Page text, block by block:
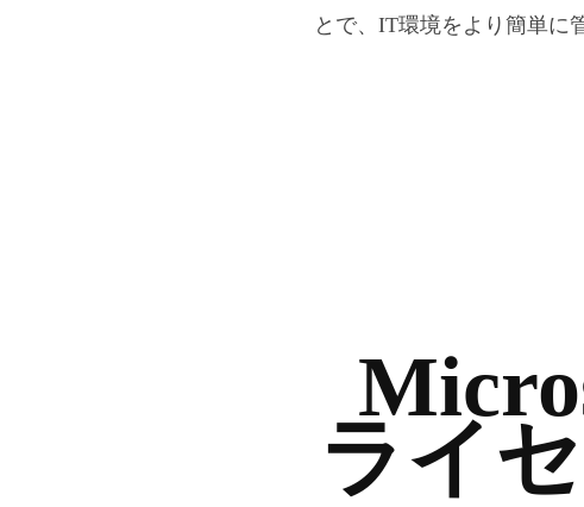
とで、IT環境をより簡単に
ライ